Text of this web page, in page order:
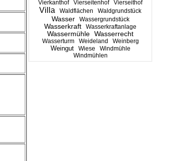
Vierkanthof
Vierseitenhof Vierseithof
Villa Waldflächen Waldgrundstück
Wasser Wassergrundstück
Wasserkraft Wasserkraftanlage
Wassermühle Wasserrecht
Wasserturm Weideland Weinberg
Weingut Wiese
Windmühle
Windmühlen